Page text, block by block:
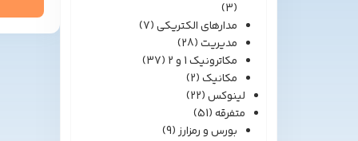
(3)
مدارهای الکتریکی(7)
مدیریت(28)
مکاترونیک 1 و 2
(37)
مکانیک(2)
لینوکس(22)
متفرقه(51)
بورس و رمزارز(9)